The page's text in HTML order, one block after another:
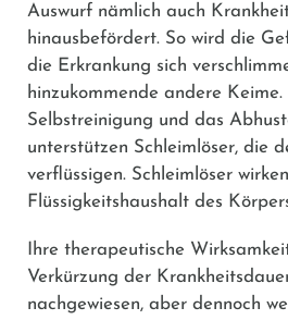
Auswurf nämlich auch
hinausbefördert. So wird die
die Erkrankung sich
hinzukommende andere Keime.
Selbstreinigung und das
unterstützen Schleimlöser, die
verflüssigen. Schleimlöser
Flüssigkeitshaushalt des
Ihre therapeutische
Verkürzung der
nachgewiesen, aber dennoch